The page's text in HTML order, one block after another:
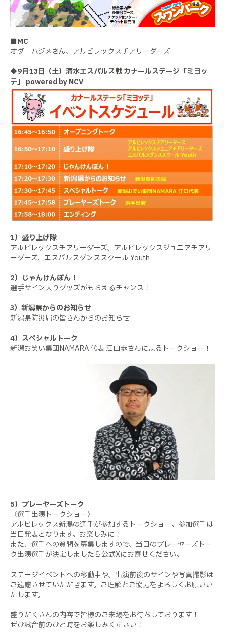
■MC
オダニハジメさん、アルビレックスチアリーダーズ
◆9月13日（土）清水エスパルス戦 カナールステージ「ミヨッ
テ」 powered by NCV
1）盛り上げ隊
アルビレックスチアリーダーズ、アルビレックスジュニアチアリ
ーダーズ、エスパルスダンススクール Youth
2）じゃんけんぽん！
選手サイン入りグッズがもらえるチャンス！
3）新潟県からのお知らせ
新潟県防災局の皆さんからのお知らせ
4）スペシャルトーク
新潟お笑い集団NAMARA 代表 江口歩さんによるトークショー！
5）プレーヤーズトーク
〈選手出演トークショー〉
アルビレックス新潟の選手が参加するトークショー。参加選手は
当日発表となります。お楽しみに！
また、選手への質問を募集しますので、当日のプレーヤーズトー
ク出演選手が決定しましたら公式Xにお寄せください。
ステージイベントへの移動中や、出演前後のサインや写真撮影は
ご遠慮させていただきます。ご理解とご協力をよろしくお願いい
たします。
盛りだくさんの内容で皆様のご来場をお待ちしております！
ぜひ試合前のひと時をお楽しみください！